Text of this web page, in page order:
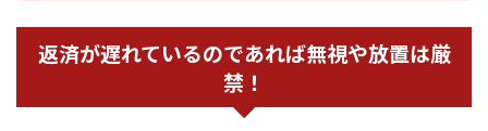
返済が遅れているのであれば無視や放置は厳
禁！